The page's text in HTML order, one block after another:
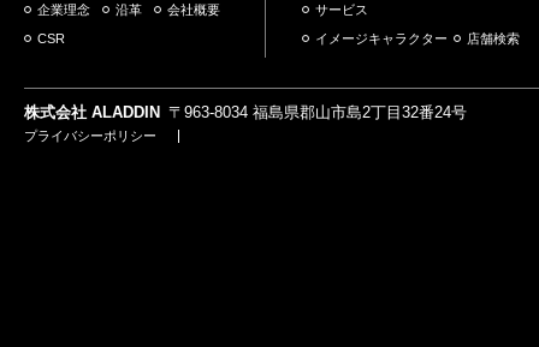
企業理念
沿革
会社概要
CSR
サービス
イメージキャラクター
店舗検索
株式会社 ALADDIN 〒963-8034 福島県郡山市島2丁目32番24号
プライバシーポリシー